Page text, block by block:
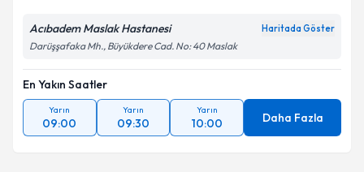
Acıbadem Maslak Hastanesi Haritada Göster
Darüşşafaka Mh., Büyükdere Cad. No: 40 Maslak
En Yakın Saatler
Yarın
09:00
Yarın
09:30
Yarın
10:00 Daha Fazla